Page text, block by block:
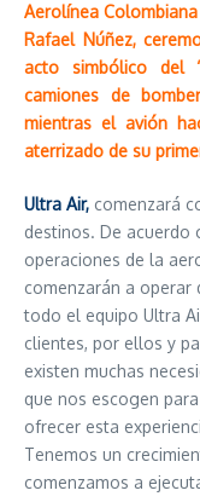
Aerolínea
Rafael Núñez,
acto simbólico del
camiones de
mientras el avión
aterrizado de su
Ultra Air, comenzará
destinos. De acuerdo
operaciones de la
comenzarán a operar
todo el equipo Ultra
clientes, por ellos y
existen muchas
que nos escogen
ofrecer esta
Tenemos un
comenzamos a